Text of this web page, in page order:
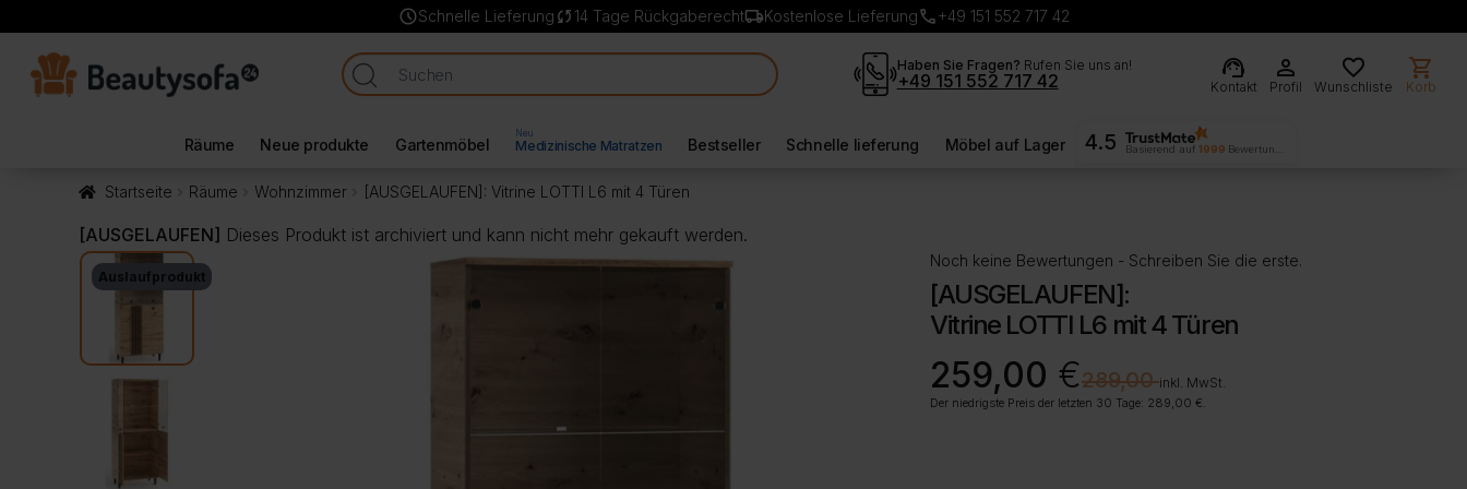
scheduleSchnelle Lieferung sync 14 Tage Rückgaberechtlocal_shippingKostenlose Lieferungcall+49 151 552 717 42
Haben Sie Fragen? Rufen Sie uns an!
+49 151 552 717 42 support_agent
Kontakt
person
Profil
favorite
Wunschliste
shopping_cart
Korb
Räume Neue produkte Gartenmöbel
Neu
Medizinische Matratzen Bestseller Schnelle lieferung Möbel auf Lager 4.5 Basierend auf1999 Bewertungen
Startseite Räume Wohnzimmer [AUSGELAUFEN]: Vitrine LOTTI L6 mit 4 Türen
[AUSGELAUFEN] Dieses Produkt ist archiviert und kann nicht mehr gekauft werden.
Auslaufprodukt
Noch keine Bewertungen - Schreiben Sie die erste.
[AUSGELAUFEN]:
Vitrine LOTTI L6 mit 4 Türen
€
289,00
Ursprünglicher
Preis
war:
259,00 €
Aktueller
Preis
ist:
inkl. MwSt.
Der niedrigste Preis der letzten 30 Tage: 289,00 €.